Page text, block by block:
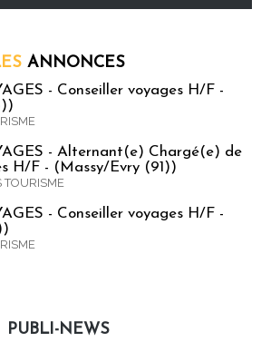
ANNONCES
- Conseiller voyages H/F -
- Alternant(e) Chargé(e) de
H/F - (Massy/Evry (91))
TOURISME
- Conseiller voyages H/F -
PUBLI-NEWS